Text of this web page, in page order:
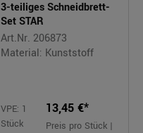
3-teiliges Schneidbrett-
Set STAR
Art.Nr. 206873
Material: Kunststoff
VPE: 1
Stück
13,45 €*
Preis pro Stück |